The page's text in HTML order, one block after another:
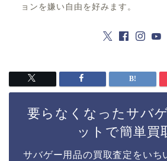
ョンを嫌い自由を好みます。
要らなくなったサバ
ットで簡単買
サバゲー用品の買取査定をいち